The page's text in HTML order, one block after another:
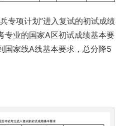
专项计划”进入复试的初试成绩
专业的国家A区初试成绩基本要
国家线A线基本要求，总分降5